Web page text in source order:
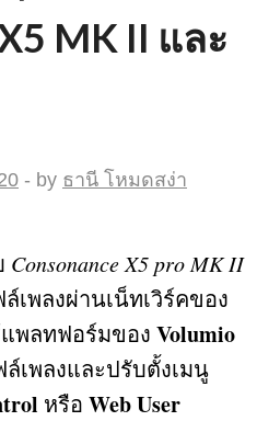
MK II และ
- by ธานี โหมดสง่า
Consonance X5 pro MK II
เพลงผ่านเน็ทเวิร์คของ
พลทฟอร์มของ Volumio
เพลงและปรับตั้งเมนู
หรือ Web User